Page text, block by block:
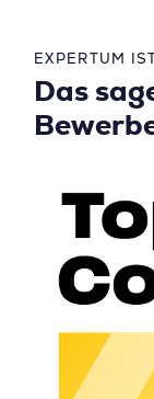
EXPERTUM
Das